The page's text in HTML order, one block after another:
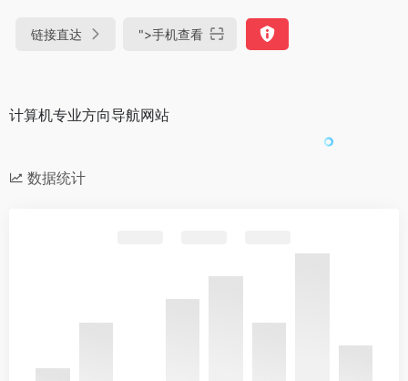
链接直达 ">手机查看
计算机专业方向导航网站
数据统计